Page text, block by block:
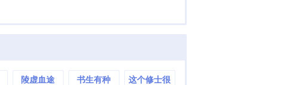
陵虚血途 书生有种
这个修士很